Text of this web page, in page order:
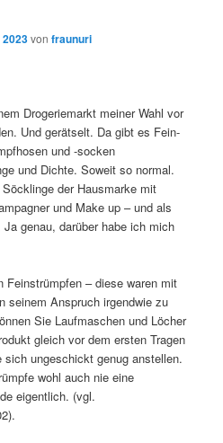
vonfraunuri
Drogeriemarkt meiner Wahl vor
Und gerätselt. Da gibt es Fein-
und -socken
und Dichte. Soweit so normal.
der Hausmarke mit
und Make up – und als
genau, darüber habe ich mich
Feinstrümpfen – diese waren mit
seinem Anspruch irgendwie zu
Sie Laufmaschen und Löcher
gleich vor dem ersten Tragen
sich ungeschickt genug anstellen.
wohl auch nie eine
eigentlich. (vgl.